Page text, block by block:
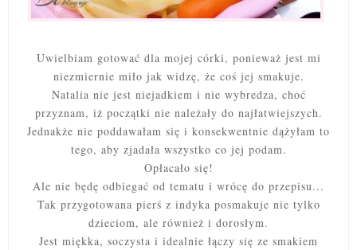
Uwielbiam gotować dla mojej córki, ponieważ jest mi
niezmiernie miło jak widzę, że coś jej smakuje.
Natalia nie jest niejadkiem i nie wybredza, choć
przyznam, iż początki nie należały do najłatwiejszych.
Jednakże nie poddawałam się i konsekwentnie dążyłam to
tego, aby zjadała wszystko co jej podam.
Opłacało się!
Ale nie będę odbiegać od tematu i wrócę do przepisu...
Tak przygotowana pierś z indyka posmakuje nie tylko
dzieciom, ale również i dorosłym.
Jest miękka, soczysta i idealnie łączy się ze smakiem